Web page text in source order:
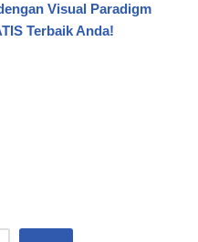
Visual Paradigm
Terbaik Anda!